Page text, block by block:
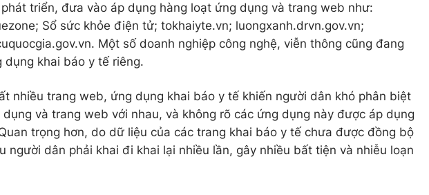
triển, đưa vào áp dụng hàng loạt ứng dụng và trang web như:
Sổ sức khỏe điện tử; tokhaiyte.vn; luongxanh.drvn.gov.vn;
Một số doanh nghiệp công nghệ, viễn thông cũng đang
dụng khai báo y tế riêng.
nhiều trang web, ứng dụng khai báo y tế khiến người dân khó phân biệt
và trang web với nhau, và không rõ các ứng dụng này được áp dụng
trọng hơn, do dữ liệu của các trang khai báo y tế chưa được đồng bộ
người dân phải khai đi khai lại nhiều lần, gây nhiều bất tiện và nhiễu loạn